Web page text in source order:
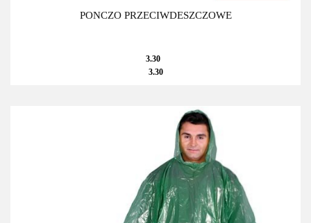
PONCZO PRZECIWDESZCZOWE
3.30
3.30